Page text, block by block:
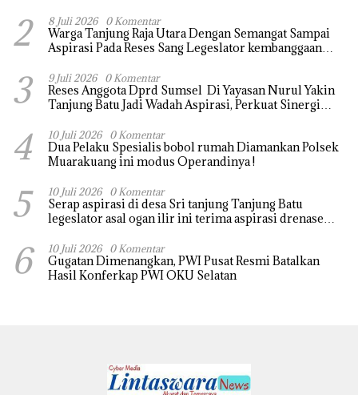
2 8 Juli 2026 0 Komentar
Warga Tanjung Raja Utara Dengan Semangat Sampai
Aspirasi Pada Reses Sang Legeslator kembanggaan
Segera di realisaikan
3 9 Juli 2026 0 Komentar
Reses Anggota Dprd Sumsel Di Yayasan Nurul Yakin
Tanjung Batu Jadi Wadah Aspirasi, Perkuat Sinergi
4 10 Juli 2026 0 Komentar
Dua Pelaku Spesialis bobol rumah Diamankan Polsek
Muarakuang ini modus Operandinya !
5 10 Juli 2026 0 Komentar
Serap aspirasi di desa Sri tanjung Tanjung Batu
legeslator asal ogan ilir ini terima aspirasi drenase
hujan
6 10 Juli 2026 0 Komentar
Gugatan Dimenangkan, PWI Pusat Resmi Batalkan
Hasil Konferkap PWI OKU Selatan